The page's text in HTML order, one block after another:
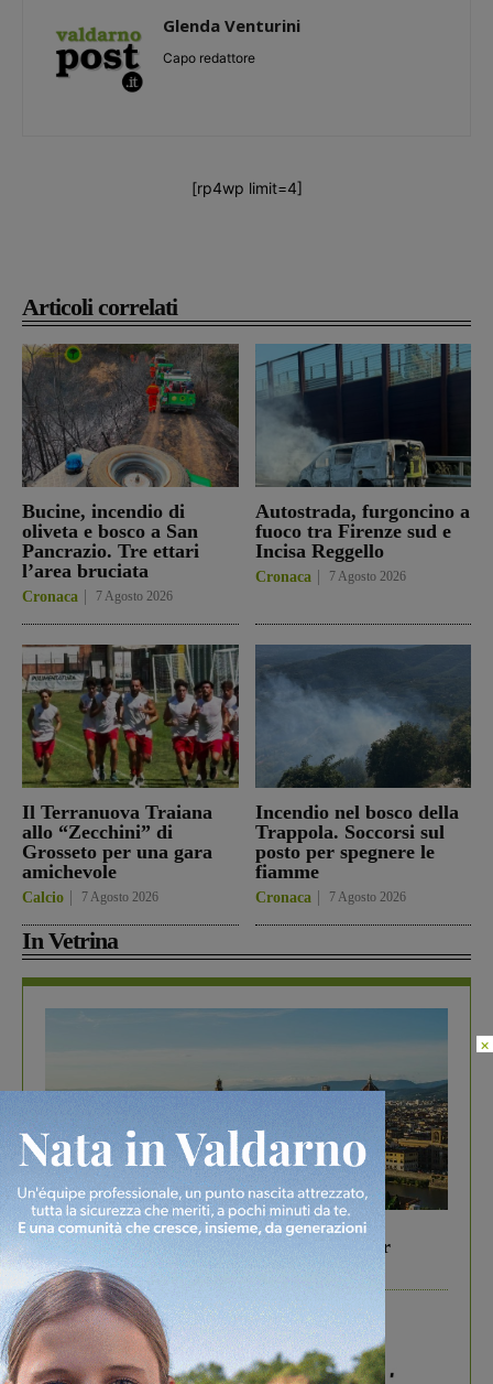
Articoli correlati
Bucine, incendio di
oliveta e bosco a San
Pancrazio. Tre ettari
l’area bruciata
Cronaca 7 Agosto 2026
Autostrada, furgoncino a
fuoco tra Firenze sud e
Incisa Reggello
Cronaca 7 Agosto 2026
Il Terranuova Traiana
allo “Zecchini” di
Grosseto per una gara
amichevole
Calcio 7 Agosto 2026
Incendio nel bosco della
Trappola. Soccorsi sul
posto per spegnere le
fiamme
Cronaca 7 Agosto 2026
In Vetrina
In vetrina 6 Agosto 2026
Gita di famiglia a Firenze: 5 idee per far
divertire i tuoi figli
Glenda Venturini
Capo redattore
[rp4wp limit=4]
×